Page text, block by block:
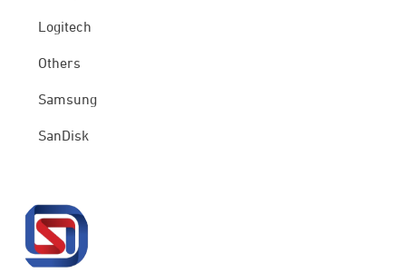
Logitech
Others
Samsung
SanDisk